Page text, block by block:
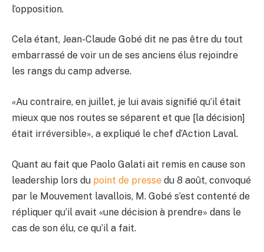
l’opposition.
Cela étant, Jean-Claude Gobé dit ne pas être du tout
embarrassé de voir un de ses anciens élus rejoindre
les rangs du camp adverse.
«Au contraire, en juillet, je lui avais signifié qu’il était
mieux que nos routes se séparent et que [la décision]
était irréversible», a expliqué le chef d’Action Laval.
Quant au fait que Paolo Galati ait remis en cause son
leadership lors du point de presse du 8 août, convoqué
par le Mouvement lavallois, M. Gobé s’est contenté de
répliquer qu’il avait «une décision à prendre» dans le
cas de son élu, ce qu’il a fait.